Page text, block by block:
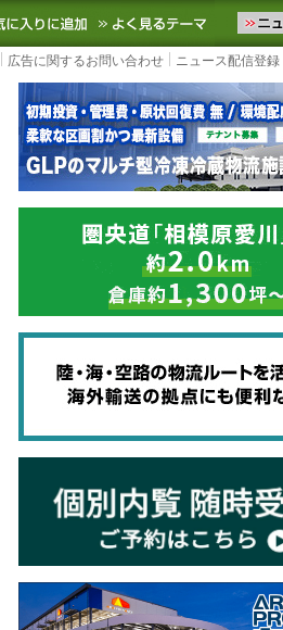
新の物流ニュースをお届けしま
お気に入りに追加 よく見
広告に関するお問い合わせ ニュース配信登録